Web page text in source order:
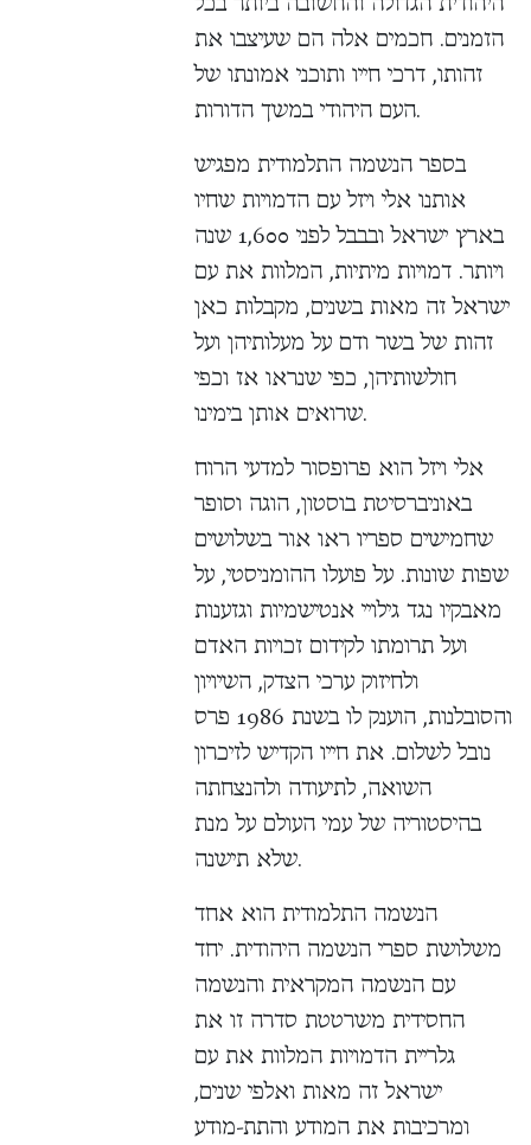
הזמנים. חכמים אלה הם שעיצבו את
זהותו, דרכי חייו ותוכני אמונתו של
העם היהודי במשך הדורות.
בספר הנשמה התלמודית מפגיש
אותנו אלי ויזל עם הדמויות שחיו
בארץ ישראל ובבבל לפני 1,600 שנה
ויותר. דמויות מיתיות, המלוות את עם
ישראל זה מאות בשנים, מקבלות כאן
זהות של בשר ודם על מעלותיהן ועל
חולשותיהן, כפי שנראו אז וכפי
שרואים אותן בימינו.
אלי ויזל הוא פרופסור למדעי הרוח
באוניברסיטת בוסטון, הוגה וסופר
שחמישים ספריו ראו אור בשלושים
שפות שונות. על פועלו ההומניסטי, על
מאבקיו נגד גילויי אנטישמיות וגזענות
ועל תרומתו לקידום זכויות האדם
ולחיזוק ערכי הצדק, השיויון
והסובלנות, הוענק לו בשנת 1986 פרס
נובל לשלום. את חייו הקדיש לזיכרון
השואה, לתיעודה ולהנצחתה
בהיסטוריה של עמי העולם על מנת
שלא תישנה.
הנשמה התלמודית הוא אחד
משלושת ספרי הנשמה היהודית. יחד
עם הנשמה המקראית והנשמה
החסידית משרטטת סדרה זו את
גלריית הדמויות המלוות את עם
ישראל זה מאות ואלפי שנים,
ומרכיבות את המודע והתת-מודע